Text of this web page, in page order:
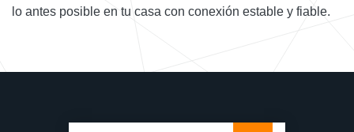
lo antes posible en tu casa con conexión estable y fiable.